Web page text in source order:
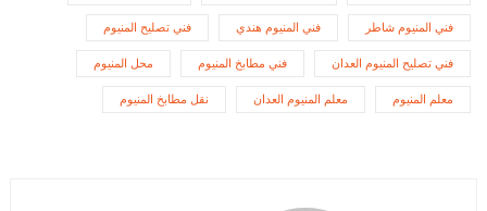
فني المنيوم شاطر فني المنيوم هندي فني تصليح المنيوم
فني تصليح المنيوم العدان فني مطابخ المنيوم محل المنيوم
معلم المنيوم معلم المنيوم العدان نقل مطابخ المنيوم